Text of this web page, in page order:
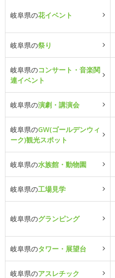
岐阜県の花イベント
岐阜県の祭り
岐阜県のコンサート・音楽関
連イベント
岐阜県の演劇・講演会
岐阜県のGW(ゴールデンウィ
ーク)観光スポット
岐阜県の水族館・動物園
岐阜県の工場見学
岐阜県のグランピング
岐阜県のタワー・展望台
岐阜県のアスレチック